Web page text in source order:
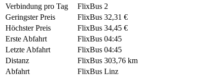
Verbindung pro Tag
FlixBus 2
Geringster Preis
FlixBus 32,31 €
Höchster Preis
FlixBus 34,45 €
Erste Abfahrt
FlixBus 04:45
Letzte Abfahrt
FlixBus 04:45
Distanz
FlixBus 303,76 km
Abfahrt
FlixBus Linz